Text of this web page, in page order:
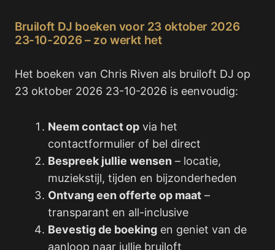
Bruiloft DJ boeken voor 23 oktober 2026
23-10-2026 – zo werkt het
Het boeken van Chris Riven als bruiloft DJ op
23 oktober 2026 23-10-2026 is eenvoudig:
Neem contact op via het
contactformulier of bel direct
Bespreek jullie wensen – locatie,
muziekstijl, tijden en bijzonderheden
Ontvang een offerte op maat –
transparant en all-inclusive
Bevestig de boeking en geniet van de
aanloop naar jullie bruiloft